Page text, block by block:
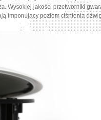
Wysokiej jakości przetworniki
imponujący poziom ciśnienia